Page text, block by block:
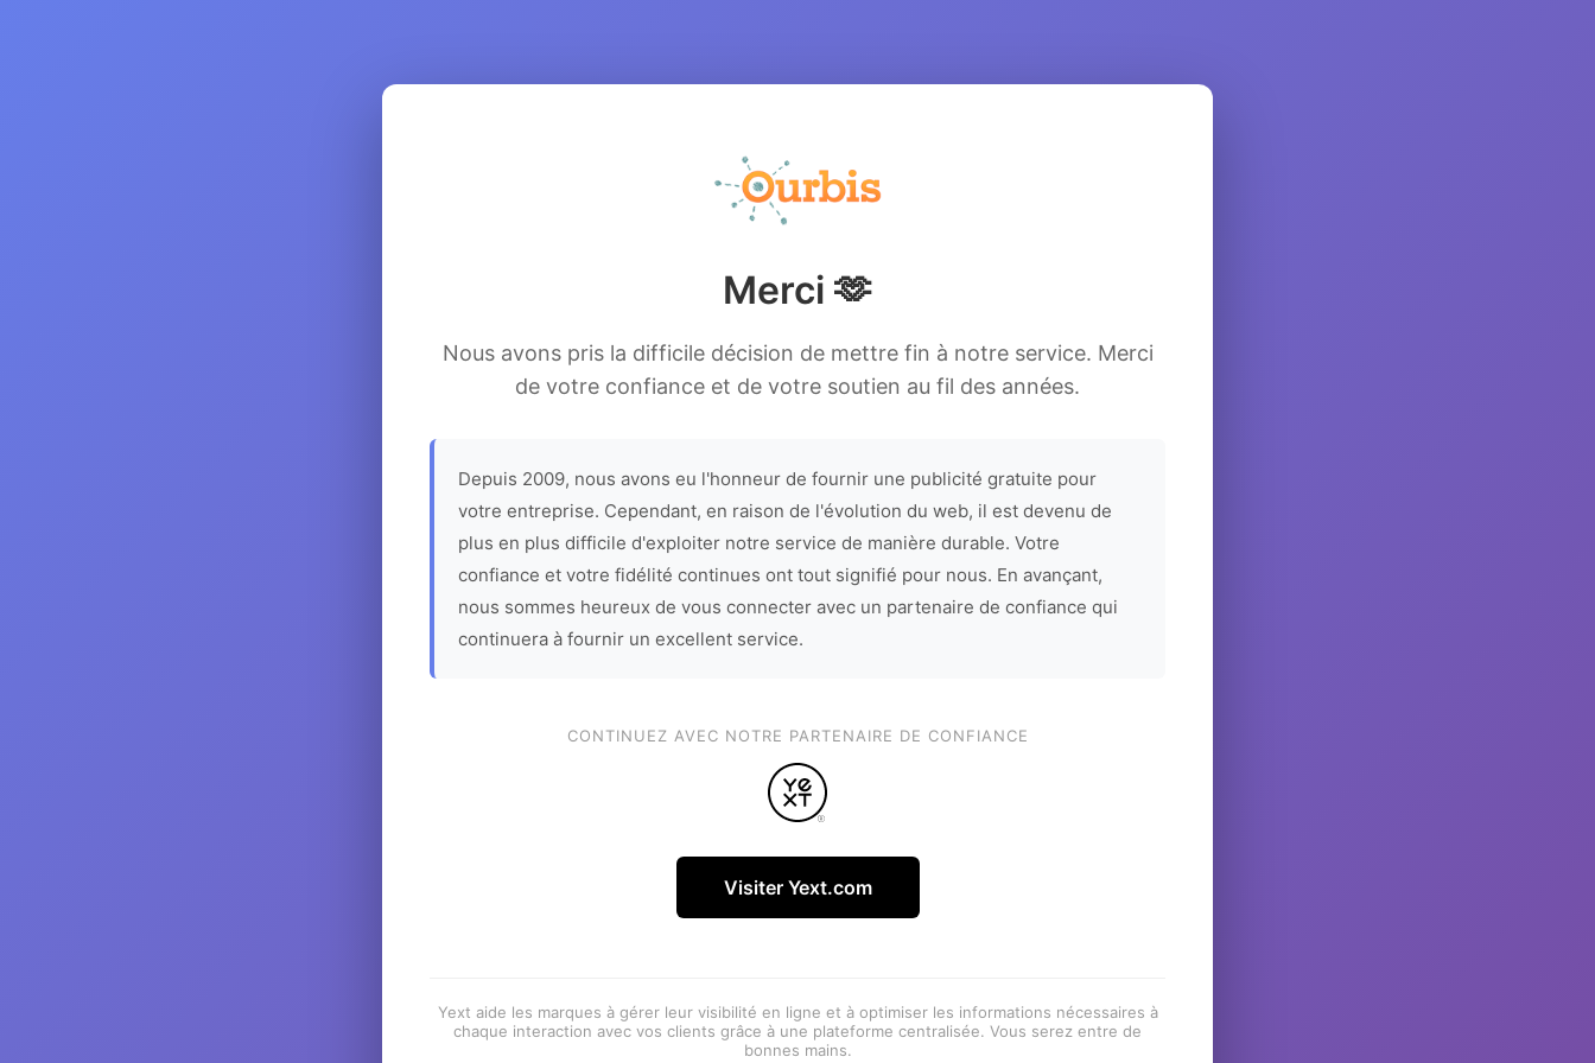
Merci 🫶
Nous avons pris la difficile décision de mettre fin à notre service. Merci
de votre confiance et de votre soutien au fil des années.
Depuis 2009, nous avons eu l'honneur de fournir une publicité gratuite pour
votre entreprise. Cependant, en raison de l'évolution du web, il est devenu de
plus en plus difficile d'exploiter notre service de manière durable. Votre
confiance et votre fidélité continues ont tout signifié pour nous. En avançant,
nous sommes heureux de vous connecter avec un partenaire de confiance qui
continuera à fournir un excellent service.
CONTINUEZ AVEC NOTRE PARTENAIRE DE CONFIANCE
Visiter Yext.com
Yext aide les marques à gérer leur visibilité en ligne et à optimiser les informations nécessaires à
chaque interaction avec vos clients grâce à une plateforme centralisée. Vous serez entre de
bonnes mains.